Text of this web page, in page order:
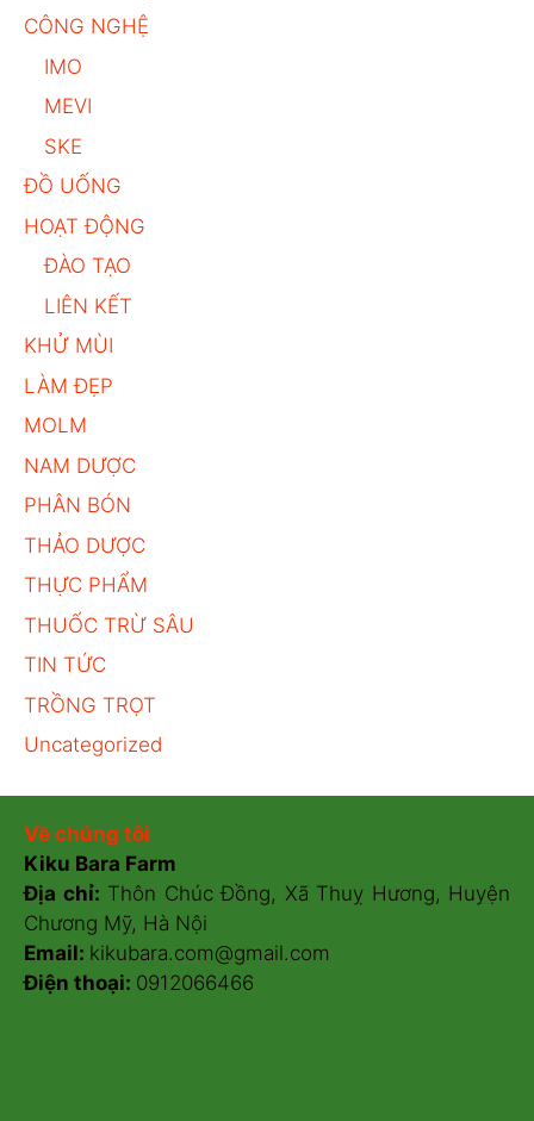
CÔNG NGHỆ
IMO
MEVI
SKE
ĐỒ UỐNG
HOẠT ĐỘNG
ĐÀO TẠO
LIÊN KẾT
KHỬ MÙI
LÀM ĐẸP
MOLM
NAM DƯỢC
PHÂN BÓN
THẢO DƯỢC
THỰC PHẨM
THUỐC TRỪ SÂU
TIN TỨC
TRỒNG TRỌT
Uncategorized
Về chúng tôi
Kiku Bara Farm
Địa chỉ: Thôn Chúc Đồng, Xã Thuỵ Hương, Huyện
Chương Mỹ, Hà Nội
Email: kikubara.com@gmail.com
Điện thoại: 0912066466